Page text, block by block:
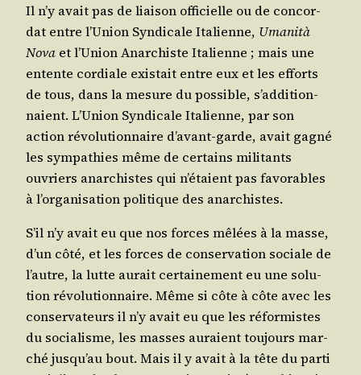
Il n’y avait pas de liai­son offi­cielle ou de concor­
dat entre l’U­nion Syn­di­cale Ita­lienne, Uma­ni­tà
Nova et l’U­nion Anar­chiste Ita­lienne ; mais une
entente cor­diale exis­tait entre eux et les efforts
de tous, dans la mesure du pos­sible, s’ad­di­tion­
naient. L’U­nion Syn­di­cale Ita­lienne, par son
action révo­lu­tion­naire d’a­vant-garde, avait gagné
les sym­pa­thies même de cer­tains mili­tants
ouvriers anar­chistes qui n’é­taient pas favo­rables
à l’or­ga­ni­sa­tion poli­tique des anarchistes.
S’il n’y avait eu que nos forces mêlées à la masse,
d’un côté, et les forces de conser­va­tion sociale de
l’autre, la lutte aurait cer­tai­ne­ment eu une solu­
tion révo­lu­tion­naire. Même si côte à côte avec les
conser­va­teurs il n’y avait eu que les réfor­mistes
du socia­lisme, les masses auraient tou­jours mar­
ché jus­qu’au bout. Mais il y avait à la tête du par­ti